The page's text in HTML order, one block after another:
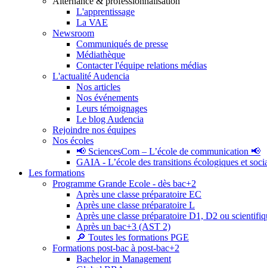
L'apprentissage
La VAE
Newsroom
Communiqués de presse
Médiathèque
Contacter l'équipe relations médias
L'actualité Audencia
Nos articles
Nos événements
Leurs témoignages
Le blog Audencia
Rejoindre nos équipes
Nos écoles
📢 SciencesCom – L’école de communication 📢
GAIA - L’école des transitions écologiques et
Les formations
Programme Grande Ecole - dès bac+2
Après une classe préparatoire EC
Après une classe préparatoire L
Après une classe préparatoire D1, D2 ou
Après un bac+3 (AST 2)
🔎 Toutes les formations PGE
Formations post-bac à post-bac+2
Bachelor in Management